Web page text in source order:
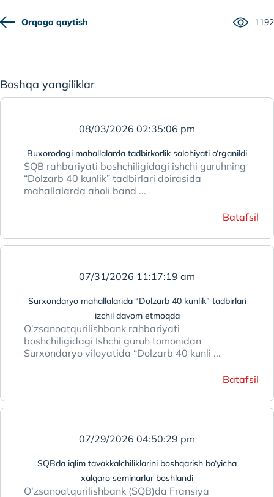
Orqaga qaytish 1192
Boshqa yangiliklar
08/03/2026 02:35:06 pm
Buxorodagi mahallalarda tadbirkorlik salohiyati o‘rganildi
SQB rahbariyati boshchiligidagi ishchi guruhning
“Dolzarb 40 kunlik” tadbirlari doirasida
mahallalarda aholi band ...
Batafsil
07/31/2026 11:17:19 am
Surxondaryo mahallalarida “Dolzarb 40 kunlik” tadbirlari
izchil davom etmoqda
O‘zsanoatqurilishbank rahbariyati
boshchiligidagi Ishchi guruh tomonidan
Surxondaryo viloyatida “Dolzarb 40 kunli ...
Batafsil
07/29/2026 04:50:29 pm
SQBda iqlim tavakkalchiliklarini boshqarish bo‘yicha
xalqaro seminarlar boshlandi
O’zsanoatqurilishbank (SQB)da Fransiya